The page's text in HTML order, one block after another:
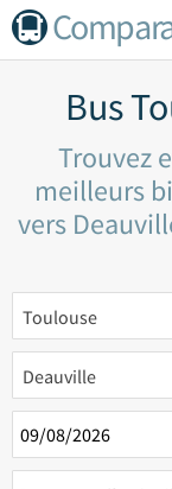
Bus
Trouvez
meilleurs
vers
Toulouse
Deauville